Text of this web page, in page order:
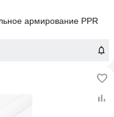
армирование PPR